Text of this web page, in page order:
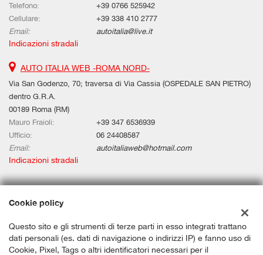
Telefono:
+39 0766 525942
Cellulare:
+39 338 410 2777
Email:
autoitalia@live.it
Indicazioni stradali
AUTO ITALIA WEB -ROMA NORD-
Via San Godenzo, 70; traversa di Via Cassia (OSPEDALE SAN PIETRO)
dentro G.R.A.
00189 Roma (RM)
Mauro Fraioli:
+39 347 6536939
Ufficio:
06 24408587
Email:
autoitaliaweb@hotmail.com
Indicazioni stradali
Dati fiscali:
Via Aurelia Km 67,580, Civitavecchia (RM)
C.F/P.IVA:12659191006
Cookie policy
Questo sito e gli strumenti di terze parti in esso integrati trattano
dati personali (es. dati di navigazione o indirizzi IP) e fanno uso di
Cookie, Pixel, Tags o altri identificatori necessari per il